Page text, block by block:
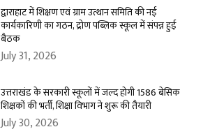
द्वाराहाट में शिक्षण एवं ग्राम उत्थान समिति की नई
कार्यकारिणी का गठन, द्रोण पब्लिक स्कूल में संपन्न हुई
बैठक
July 31, 2026
उत्तराखंड के सरकारी स्कूलों में जल्द होगी 1586 बेसिक
शिक्षकों की भर्ती, शिक्षा विभाग ने शुरू की तैयारी
July 30, 2026